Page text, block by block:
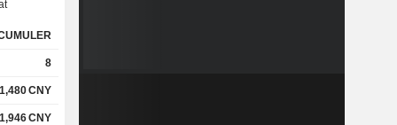
8
1,480CNY
1,946CNY